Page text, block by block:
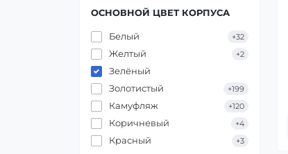
ОСНОВНОЙ ЦВЕТ КОРПУСА
Белый +32
Желтый +2
Зелёный
Золотистый
+199
Камуфляж +120
Коричневый +4
Красный +3